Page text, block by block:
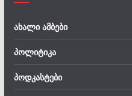
ახალი ამბები
პოლიტიკა
პოდკასტები